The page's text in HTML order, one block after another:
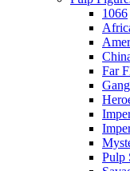
1066
Far
Pulp